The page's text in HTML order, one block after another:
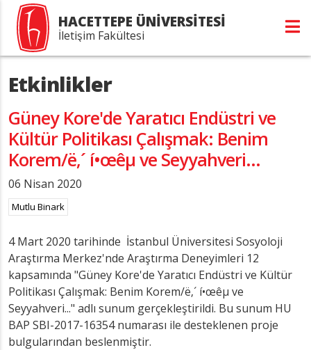
HACETTEPE ÜNİVERSİTESİ
İletişim Fakültesi
Etkinlikler
Güney Kore'de Yaratıcı Endüstri ve
Kültür Politikası Çalışmak: Benim
Korem/ë‚´ í•œêµ­ ve Seyyahveri...
06 Nisan 2020
Mutlu Binark
4 Mart 2020 tarihinde İstanbul Üniversitesi Sosyoloji
Araştırma Merkez'nde Araştırma Deneyimleri 12
kapsamında "Güney Kore'de Yaratıcı Endüstri ve Kültür
Politikası Çalışmak: Benim Korem/ë‚´ í•œêµ­ ve
Seyyahveri..." adlı sunum gerçekleştirildi. Bu sunum HU
BAP SBI-2017-16354 numarası ile desteklenen proje
bulgularından beslenmiştir.